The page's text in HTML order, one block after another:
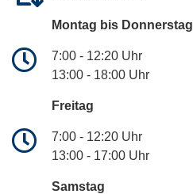
Montag bis Donnerstag
7:00 - 12:20 Uhr
13:00 - 18:00 Uhr
Freitag
7:00 - 12:20 Uhr
13:00 - 17:00 Uhr
Samstag